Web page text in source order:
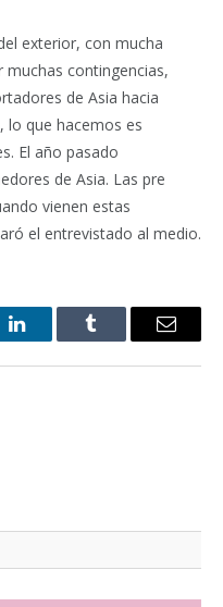
exterior, con mucha
contingencias,
de Asia hacia
lo que hacemos es
El año pasado
de Asia. Las pre
vienen estas
el entrevistado al medio.
LinkedInTumblr Email